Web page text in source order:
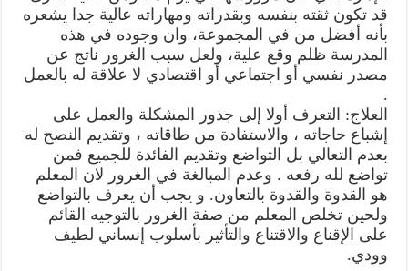
قد تكون ثقته بنفسه وبقدراته ومهاراته عالية جدا يشعره
بأنه أفضل من في المجموعة، وان وجوده في هذه
المدرسة ظلم وقع علية، ولعل سبب الغرور ناتج عن
مصدر نفسي أو اجتماعي أو اقتصادي لا علاقة له بالعمل
.
العلاج: التعرف أولا إلى جذور المشكلة والعمل على
إشباع حاجاته ، والاستفادة من طاقاته ، وتقديم النصح له
بعدم التعالي بل التواضع وتقديم الفائدة للجميع فمن
تواضع لله رفعه . وعدم المبالغة في الغرور لان المعلم
هو القدوة والقدوة بالتعاون. و يجب أن يعرف بالتواضع
ولحين تخلص المعلم من صفة الغرور بالتوجيه القائم
على الإقناع والاقتناع والتأثير بأسلوب إنساني لطيف
وودي.